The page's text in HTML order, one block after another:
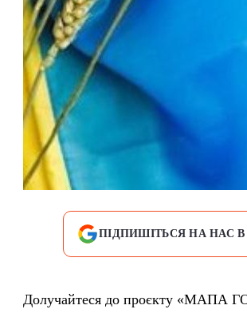
ПІДПИШІТЬСЯ НА НАС В
Долучайтеся до проєкту «МАПА